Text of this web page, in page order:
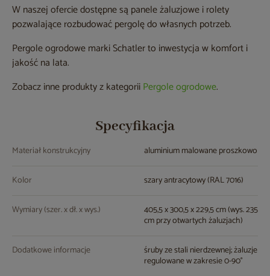
W naszej ofercie dostępne są panele żaluzjowe i rolety
pozwalające rozbudować pergolę do własnych potrzeb.
Pergole ogrodowe marki Schatler to inwestycja w komfort i
jakość na lata.
Zobacz inne produkty z kategoriiPergole ogrodowe.
Specyfikacja
Materiał konstrukcyjny aluminium malowane proszkowo
Kolor szary antracytowy (RAL 7016)
Wymiary (szer. x dł. x wys.) 405,5 x 300,5 x 229,5 cm (wys. 235
cm przy otwartych żaluzjach)
Dodatkowe informacje śruby ze stali nierdzewnej; żaluzje
regulowane w zakresie 0-90°